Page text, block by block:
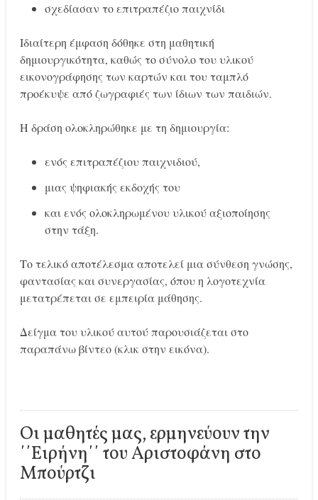
σχεδίασαν το επιτραπέζιο παιχνίδι
Ιδιαίτερη έμφαση δόθηκε στη μαθητική
δημιουργικότητα, καθώς το σύνολο του υλικού
εικονογράφησης των καρτών και του ταμπλό
προέκυψε από ζωγραφιές των ίδιων των παιδιών.
Η δράση ολοκληρώθηκε με τη δημιουργία:
ενός επιτραπέζιου παιχνιδιού,
μιας ψηφιακής εκδοχής του
και ενός ολοκληρωμένου υλικού αξιοποίησης
στην τάξη.
Το τελικό αποτέλεσμα αποτελεί μια σύνθεση γνώσης,
φαντασίας και συνεργασίας, όπου η λογοτεχνία
μετατρέπεται σε εμπειρία μάθησης.
Δείγμα του υλικού αυτού παρουσιάζεται στο
παραπάνω βίντεο (κλικ στην εικόνα).
Οι μαθητές μας, ερμηνεύουν την
΄΄Ειρήνη΄΄ του Αριστοφάνη στο
Μπούρτζι